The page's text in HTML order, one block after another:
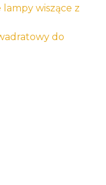
wiszące z
do